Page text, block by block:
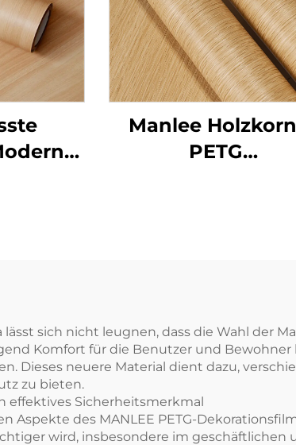
Manlee
PETG
lässt sich nicht leugnen, dass die Wahl der
Komfort für die Benutzer und Bewohner
Dieses neuere Material dient dazu,
zu bieten.
effektives Sicherheitsmerkmal
Aspekte des MANLEE PETG-
wird, insbesondere im geschäftlichen